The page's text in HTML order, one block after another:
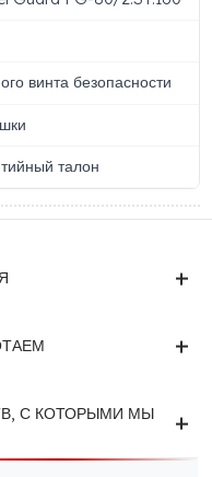
A.Ş.
Fuel Guard FG-80/
талон